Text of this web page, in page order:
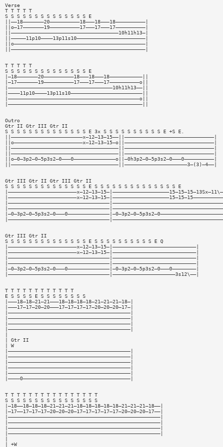
Verse
T T T T T
S S S S S S S S S S S S S S E
||——18———————20——————————18———18———18——————————|
||o—17———————19——————————17———17———17——————————|
||————————————————————————————————————10h11h13—|
||—————11p10————13p11s10———————————————————————|
||o————————————————————————————————————————————|
||—————————————————————————————————————————————|
T T T T T
S S S S S S S S S S S S S S E
|—18———————20——————————18———18———18———————————||
|—17———————19——————————17———17———17——————————o||
|———————————————————————————————————10h11h13——||
|————11p10————13p11s10————————————————————————||
|————————————————————————————————————————————o||
|—————————————————————————————————————————————||
Outro
Gtr II Gtr III Gtr II
S S S S S S S S S S S S S S E 3x S S S S S S S S S S E +S E.
||————————————————————————x—12—13—15——||——————————————————————————————|
||o———————————————————————x—12—13—15—o||——————————————————————————————|
||————————————————————————————————————||——————————————————————————————|
||————————————————————————————————————||——————————————————————————————|
||o—0—3p2—0—5p3s2—0———0——————————————o||—0h3p2—0—5p3s2—0———0——————————|
||————————————————————————————————————||—————————————————————3—(3)—4——|
Gtr III Gtr II Gtr III Gtr II
S S S S S S S S S S S S S S E S S S S S S S S S S S S S S E
Gtr III Gtr II
S S S S S S S S S S S S S S E S S S S S S S S S S E Q
|———————————————————————x—12—13—15—|————————————————————————————|
|———————————————————————x—12—13—15—|————————————————————————————|
|——————————————————————————————————|————————————————————————————|
|——————————————————————————————————|————————————————————————————|
|—0—3p2—0—5p3s2—0———0——————————————|—0—3p2—0—5p3s2—0———0————————|
|——————————————————————————————————|—————————————————————3s12\——|
T T T T T T T T T T T T
E S S S S E S S S S S S S S
|———18—18—21—21———18—18—18—18—21—21—21—18—|
|———17—17—20—20———17—17—17—17—20—20—20—17—|
|—————————————————————————————————————————|
|—————————————————————————————————————————|
|—————————————————————————————————————————|
|—————————————————————————————————————————|
| Gtr II
| W
|—————————————————————————————————————————|
|—————————————————————————————————————————|
|—————————————————————————————————————————|
|—————————————————————————————————————————|
|—————————————————————————————————————————|
|————0————————————————————————————————————|
T T T T T T T T T T T T T T T T
S S S S S S S S S S S S S S S S
|—18——18—18—18—21—21—21—18—18—18—18—18—21—21—21—18——|
|—17——17—17—17—20—20—20—17—17—17—17—17—20—20—20—17——|
|———————————————————————————————————————————————————|
|———————————————————————————————————————————————————|
|———————————————————————————————————————————————————|
|———————————————————————————————————————————————————|
| +W